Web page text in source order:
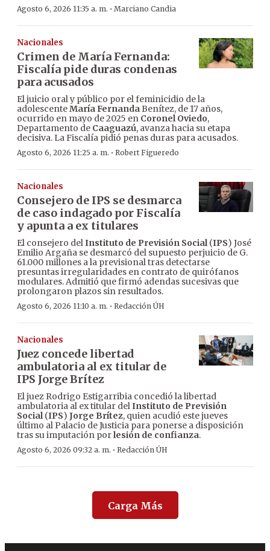
Agosto 6, 2026 11:35 a. m. · Marciano Candia
Nacionales
Crimen de María Fernanda:
Fiscalía pide duras condenas
para acusados
El juicio oral y público por el feminicidio de la
adolescenteMaría FernandaBenítez, de 17 años,
ocurrido en mayo de 2025 en Coronel Oviedo,
Departamento de Caaguazú, avanza hacia su etapa
decisiva. La Fiscalía pidió penas duras para acusados.
Agosto 6, 2026 11:25 a. m. · Robert Figueredo
Nacionales
Consejero de IPS se desmarca
de caso indagado por Fiscalía
y apunta a ex titulares
El consejero delInstituto de Previsión Social(IPS) José
Emilio Argaña se desmarcó del supuesto perjuicio de G.
61.000 millones a la previsional tras detectarse
presuntas irregularidades en contrato de quirófanos
modulares. Admitió que firmó adendas sucesivas que
prolongaron plazos sin resultados.
Agosto 6, 2026 11:10 a. m. · Redacción ÚH
Nacionales
Juez concede libertad
ambulatoria al ex titular de
IPS Jorge Brítez
El juez Rodrigo Estigarribia concedió la libertad
ambulatoria al ex titular delInstituto de Previsión
Social(IPS) Jorge Brítez, quien acudió este jueves
último al Palacio de Justicia para ponerse a disposición
tras su imputación porlesión de confianza.
Agosto 6, 2026 09:32 a. m. · Redacción ÚH
Carga Más